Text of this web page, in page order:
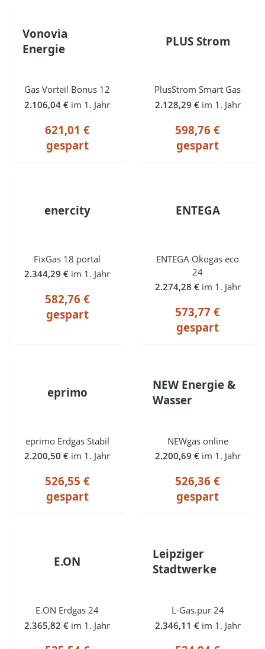
Vonovia
Energie
Gas Vorteil Bonus 12
2.106,04 € im 1. Jahr
621,01 €
gespart
PLUS Strom
PlusStrom Smart Gas
2.128,29 € im 1. Jahr
598,76 €
gespart
enercity
FixGas 18 portal
2.344,29 € im 1. Jahr
582,76 €
gespart
ENTEGA
ENTEGA Ökogas eco
24
2.274,28 € im 1. Jahr
573,77 €
gespart
eprimo
eprimo Erdgas Stabil
2.200,50 € im 1. Jahr
526,55 €
gespart
NEW Energie &
Wasser
NEWgas online
2.200,69 € im 1. Jahr
526,36 €
gespart
E.ON
E.ON Erdgas 24
2.365,82 € im 1. Jahr
Leipziger
Stadtwerke
L-Gas.pur 24
2.346,11 € im 1. Jahr